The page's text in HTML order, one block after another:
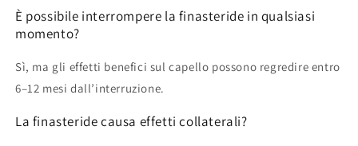
È possibile interrompere la finasteride in qualsiasi
momento?
Sì, ma gli effetti benefici sul capello possono regredire entro
6–12 mesi dall’interruzione.
La finasteride causa effetti collaterali?